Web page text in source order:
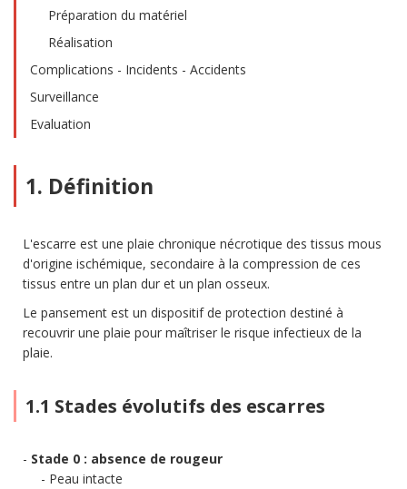
Préparation du matériel
Réalisation
Complications - Incidents - Accidents
Surveillance
Evaluation
1. Définition
L'escarre est une plaie chronique nécrotique des tissus mous
d'origine ischémique, secondaire à la compression de ces
tissus entre un plan dur et un plan osseux.
Le pansement est un dispositif de protection destiné à
recouvrir une plaie pour maîtriser le risque infectieux de la
plaie.
1.1 Stades évolutifs des escarres
Stade 0 : absence de rougeur
Peau intacte